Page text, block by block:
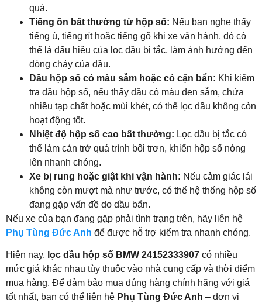
quả.
Tiếng ồn bất thường từ hộp số: Nếu bạn nghe thấy
tiếng ù, tiếng rít hoặc tiếng gõ khi xe vận hành, đó có
thể là dấu hiệu của lọc dầu bị tắc, làm ảnh hưởng đến
dòng chảy của dầu.
Dầu hộp số có màu sẫm hoặc có cặn bẩn: Khi kiểm
tra dầu hộp số, nếu thấy dầu có màu đen sẫm, chứa
nhiều tạp chất hoặc mùi khét, có thể lọc dầu không còn
hoạt động tốt.
Nhiệt độ hộp số cao bất thường: Lọc dầu bị tắc có
thể làm cản trở quá trình bôi trơn, khiến hộp số nóng
lên nhanh chóng.
Xe bị rung hoặc giật khi vận hành: Nếu cảm giác lái
không còn mượt mà như trước, có thể hệ thống hộp số
đang gặp vấn đề do dầu bẩn.
Nếu xe của bạn đang gặp phải tình trạng trên, hãy liên hệ
Phụ Tùng Đức Anh để được hỗ trợ kiểm tra nhanh chóng.
Hiện nay, lọc dầu hộp số BMW 24152333907 có nhiều
mức giá khác nhau tùy thuộc vào nhà cung cấp và thời điểm
mua hàng. Để đảm bảo mua đúng hàng chính hãng với giá
tốt nhất, bạn có thể liên hệ Phụ Tùng Đức Anh – đơn vị